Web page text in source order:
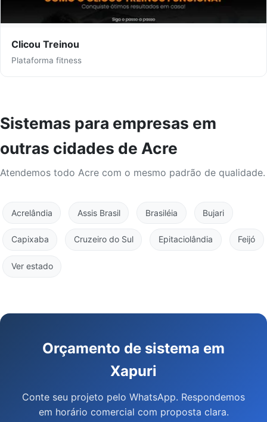
Clicou Treinou
Plataforma fitness
Sistemas para empresas em
outras cidades de Acre
Atendemos todo Acre com o mesmo padrão de qualidade.
Acrelândia Assis Brasil Brasiléia Bujari
Capixaba Cruzeiro do Sul Epitaciolândia Feijó
Ver estado
Orçamento de sistema em
Xapuri
Conte seu projeto pelo WhatsApp. Respondemos
em horário comercial com proposta clara.